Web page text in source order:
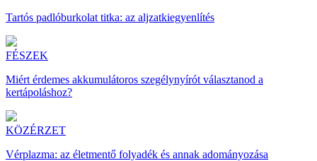
Tartós padlóburkolat titka: az aljzatkiegyenlítés
FÉSZEK
Miért érdemes akkumulátoros szegélynyírót választanod a
kertápoláshoz?
KÖZÉRZET
Vérplazma: az életmentő folyadék és annak adományozása